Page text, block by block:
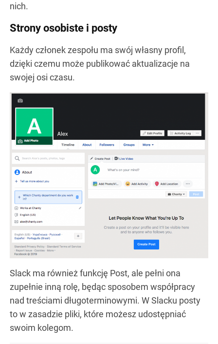
nich.
Strony osobiste i posty
Każdy członek zespołu ma swój własny profil,
dzięki czemu może publikować aktualizacje na
swojej osi czasu.
Slack ma również funkcję Post, ale pełni ona
zupełnie inną rolę, będąc sposobem współpracy
nad treściami długoterminowymi. W Slacku posty
to w zasadzie pliki, które możesz udostępniać
swoim kolegom.